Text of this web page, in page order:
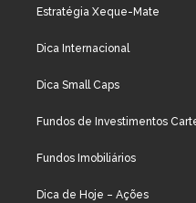
Estratégia Xeque-Mate
Dica Internacional
Dica Small Caps
Fundos de Investimentos
Fundos Imobiliários
Dica de Hoje – Ações